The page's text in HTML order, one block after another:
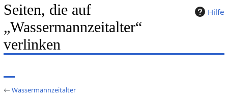
Hilfe
Seiten, die auf
„Wassermannzeitalter“
verlinken
←Wassermannzeitalter